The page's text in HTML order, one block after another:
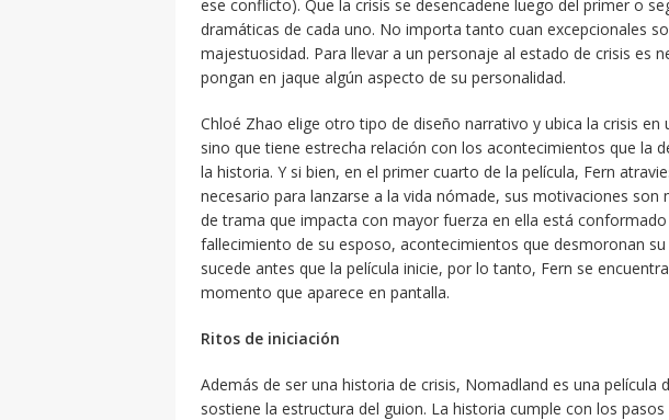
ese conflicto). Que la crisis se desencadene luego del primer o
dramáticas de cada uno. No importa tanto cuan excepcionales
majestuosidad. Para llevar a un personaje al estado de crisis es
pongan en jaque algún aspecto de su personalidad.
Chloé Zhao elige otro tipo de diseño narrativo y ubica la crisis
sino que tiene estrecha relación con los acontecimientos que la
la historia. Y si bien, en el primer cuarto de la película, Fern
necesario para lanzarse a la vida nómade, sus motivaciones
de trama que impacta con mayor fuerza en ella está
fallecimiento de su esposo, acontecimientos que desmoronan
sucede antes que la película inicie, por lo tanto, Fern se
momento que aparece en pantalla.
Ritos de iniciación
Además de ser una historia de crisis, Nomadland es una
sostiene la estructura del guion. La historia cumple con los